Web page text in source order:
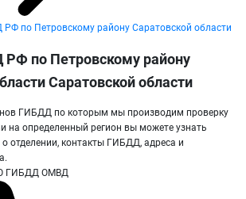
по Петровскому району Саратовской области
по Петровскому району
Саратовской области
ГИБДД по которым мы производим проверку
на определенный регион вы можете узнать
отделении, контакты ГИБДД, адреса и
ГИБДД ОМВД